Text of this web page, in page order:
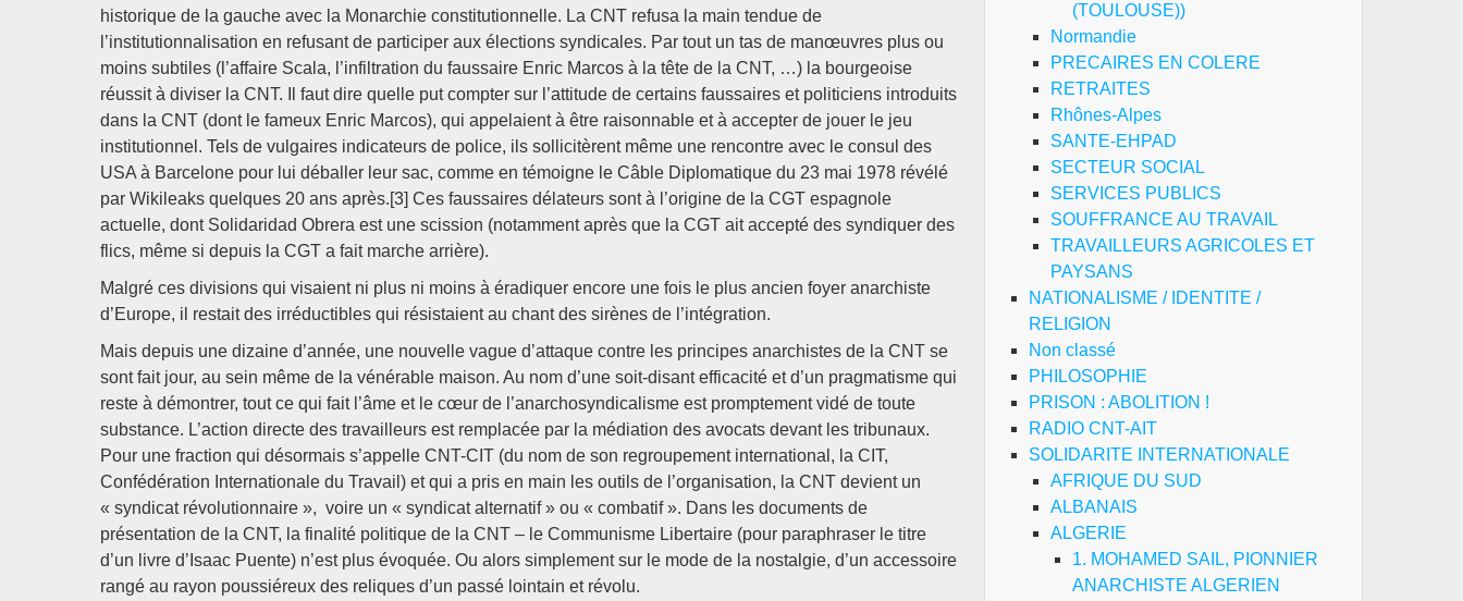
historique de la gauche avec la Monarchie constitutionnelle. La CNT refusa la main tendue de
l’institutionnalisation en refusant de participer aux élections syndicales. Par tout un tas de manœuvres plus ou
moins subtiles (l’affaire Scala, l’infiltration du faussaire Enric Marcos à la tête de la CNT, …) la bourgeoise
réussit à diviser la CNT. Il faut dire quelle put compter sur l’attitude de certains faussaires et politiciens introduits
dans la CNT (dont le fameux Enric Marcos), qui appelaient à être raisonnable et à accepter de jouer le jeu
institutionnel. Tels de vulgaires indicateurs de police, ils sollicitèrent même une rencontre avec le consul des
USA à Barcelone pour lui déballer leur sac, comme en témoigne le Câble Diplomatique du 23 mai 1978 révélé
par Wikileaks quelques 20 ans après.[3] Ces faussaires délateurs sont à l’origine de la CGT espagnole
actuelle, dont Solidaridad Obrera est une scission (notamment après que la CGT ait accepté des syndiquer des
flics, même si depuis la CGT a fait marche arrière).
Malgré ces divisions qui visaient ni plus ni moins à éradiquer encore une fois le plus ancien foyer anarchiste
d’Europe, il restait des irréductibles qui résistaient au chant des sirènes de l’intégration.
Mais depuis une dizaine d’année, une nouvelle vague d’attaque contre les principes anarchistes de la CNT se
sont fait jour, au sein même de la vénérable maison. Au nom d’une soit-disant efficacité et d’un pragmatisme qui
reste à démontrer, tout ce qui fait l’âme et le cœur de l’anarchosyndicalisme est promptement vidé de toute
substance. L’action directe des travailleurs est remplacée par la médiation des avocats devant les tribunaux.
Pour une fraction qui désormais s’appelle CNT-CIT (du nom de son regroupement international, la CIT,
Confédération Internationale du Travail) et qui a pris en main les outils de l’organisation, la CNT devient un
« syndicat révolutionnaire », voire un « syndicat alternatif » ou « combatif ». Dans les documents de
présentation de la CNT, la finalité politique de la CNT – le Communisme Libertaire (pour paraphraser le titre
d’un livre d’Isaac Puente) n’est plus évoquée. Ou alors simplement sur le mode de la nostalgie, d’un accessoire
rangé au rayon poussiéreux des reliques d’un passé lointain et révolu.
(TOULOUSE))
Normandie
PRECAIRES EN COLERE
RETRAITES
Rhônes-Alpes
SANTE-EHPAD
SECTEUR SOCIAL
SERVICES PUBLICS
SOUFFRANCE AU TRAVAIL
TRAVAILLEURS AGRICOLES ET
PAYSANS
NATIONALISME / IDENTITE /
RELIGION
Non classé
PHILOSOPHIE
PRISON : ABOLITION !
RADIO CNT-AIT
SOLIDARITE INTERNATIONALE
AFRIQUE DU SUD
ALBANAIS
ALGERIE
1. MOHAMED SAIL, PIONNIER
ANARCHISTE ALGERIEN